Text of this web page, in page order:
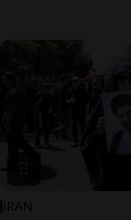
IRAN